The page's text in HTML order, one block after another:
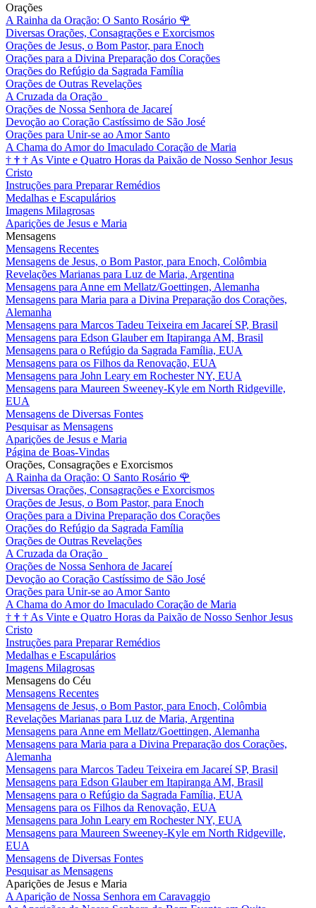
Orações
A Rainha da Oração: O Santo Rosário 🌹
Diversas Orações, Consagrações e Exorcismos
Orações de Jesus, o Bom Pastor, para Enoch
Orações para a Divina Preparação dos Corações
Orações do Refúgio da Sagrada Família
Orações de Outras Revelações
A Cruzada da Oração
Orações de Nossa Senhora de Jacareí
Devoção ao Coração Castíssimo de São José
Orações para Unir-se ao Amor Santo
A Chama do Amor do Imaculado Coração de Maria
† † † As Vinte e Quatro Horas da Paixão de Nosso Senhor Jesus
Cristo
Instruções para Preparar Remédios
Medalhas e Escapulários
Imagens Milagrosas
Aparições de Jesus e Maria
Mensagens
Mensagens Recentes
Mensagens de Jesus, o Bom Pastor, para Enoch, Colômbia
Revelações Marianas para Luz de Maria, Argentina
Mensagens para Anne em Mellatz/Goettingen, Alemanha
Mensagens para Maria para a Divina Preparação dos Corações,
Alemanha
Mensagens para Marcos Tadeu Teixeira em Jacareí SP, Brasil
Mensagens para Edson Glauber em Itapiranga AM, Brasil
Mensagens para o Refúgio da Sagrada Família, EUA
Mensagens para os Filhos da Renovação, EUA
Mensagens para John Leary em Rochester NY, EUA
Mensagens para Maureen Sweeney-Kyle em North Ridgeville,
EUA
Mensagens de Diversas Fontes
Pesquisar as Mensagens
Aparições de Jesus e Maria
Página de Boas-Vindas
Orações, Consagrações e Exorcismos
A Rainha da Oração: O Santo Rosário 🌹
Diversas Orações, Consagrações e Exorcismos
Orações de Jesus, o Bom Pastor, para Enoch
Orações para a Divina Preparação dos Corações
Orações do Refúgio da Sagrada Família
Orações de Outras Revelações
A Cruzada da Oração
Orações de Nossa Senhora de Jacareí
Devoção ao Coração Castíssimo de São José
Orações para Unir-se ao Amor Santo
A Chama do Amor do Imaculado Coração de Maria
† † † As Vinte e Quatro Horas da Paixão de Nosso Senhor Jesus
Cristo
Instruções para Preparar Remédios
Medalhas e Escapulários
Imagens Milagrosas
Mensagens do Céu
Mensagens Recentes
Mensagens de Jesus, o Bom Pastor, para Enoch, Colômbia
Revelações Marianas para Luz de Maria, Argentina
Mensagens para Anne em Mellatz/Goettingen, Alemanha
Mensagens para Maria para a Divina Preparação dos Corações,
Alemanha
Mensagens para Marcos Tadeu Teixeira em Jacareí SP, Brasil
Mensagens para Edson Glauber em Itapiranga AM, Brasil
Mensagens para o Refúgio da Sagrada Família, EUA
Mensagens para os Filhos da Renovação, EUA
Mensagens para John Leary em Rochester NY, EUA
Mensagens para Maureen Sweeney-Kyle em North Ridgeville,
EUA
Mensagens de Diversas Fontes
Pesquisar as Mensagens
Aparições de Jesus e Maria
A Aparição de Nossa Senhora em Caravaggio